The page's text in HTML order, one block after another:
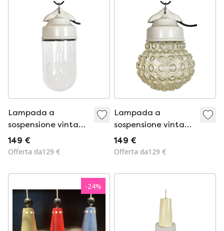
Lampada a
sospensione vintage
in porcellana
bianca, anni '70
149 €
Offerta da129 €
Lampada a
sospensione vintage
in porcellana
bianca, anni '70
149 €
Offerta da129 €
-24%